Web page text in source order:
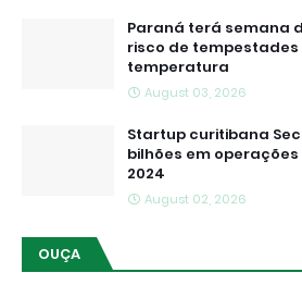
Paraná terá semana
risco de tempestades
temperatura
August 03, 2026
Startup curitibana
bilhões em
2024
August 02, 2026
OUÇA